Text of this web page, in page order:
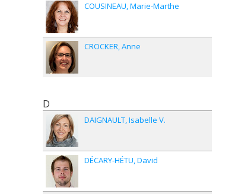
COUSINEAU Marie-Marthe
CROCKER Anne
D
DAIGNAULT Isabelle V.
DÉCARY-HÉTU David